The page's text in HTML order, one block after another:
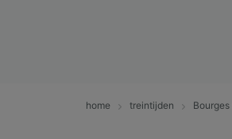
home treintijden